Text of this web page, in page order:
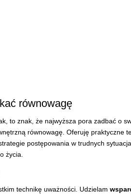
równowagę
to znak, że najwyższa pora zadbać o
równowagę. Oferuję praktyczne
postępowania w trudnych
życia.
technikę uważności. Udzielam